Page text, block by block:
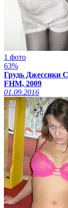
1 фото
63%
Грудь Джессики
FHM, 2009
01.09.2016